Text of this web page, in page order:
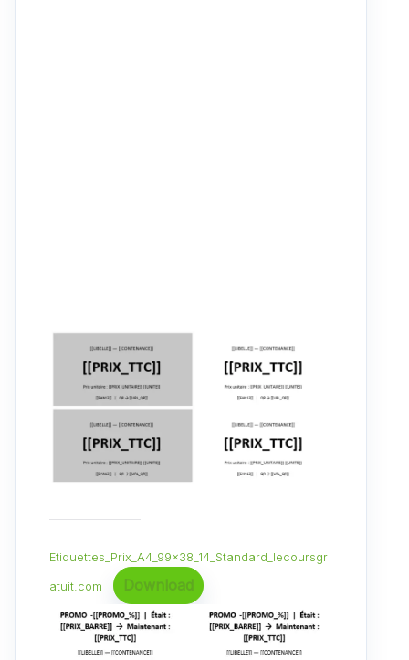
Etiquettes_Prix_A4_99x38_14_Standard_lecoursgr
atuit.com Download